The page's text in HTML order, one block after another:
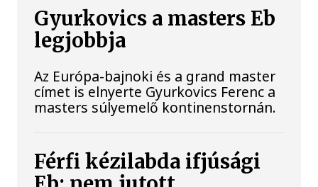
Gyurkovics a masters Eb
legjobbja
Az Európa-bajnoki és a grand master
címet is elnyerte Gyurkovics Ferenc a
masters súlyemelő kontinenstornán.
Férfi kézilabda ifjúsági